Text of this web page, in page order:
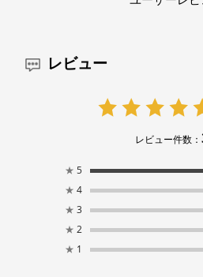
レビュー
レビュー件数：
★ 5
★ 4
★ 3
★ 2
★ 1